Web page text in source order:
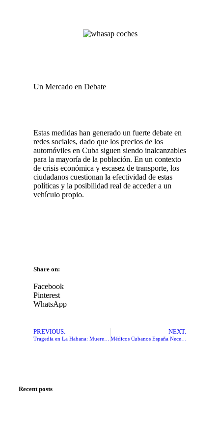
Un Mercado en Debate
Estas medidas han generado un fuerte debate en
redes sociales, dado que los precios de los
automóviles en Cuba siguen siendo inalcanzables
para la mayoría de la población. En un contexto
de crisis económica y escasez de transporte, los
ciudadanos cuestionan la efectividad de estas
políticas y la posibilidad real de acceder a un
vehículo propio.
Share on:
Facebook
Pinterest
WhatsApp
PREVIOUS: NEXT:
Médicos Cubanos España Necesita su Talento
Recent posts